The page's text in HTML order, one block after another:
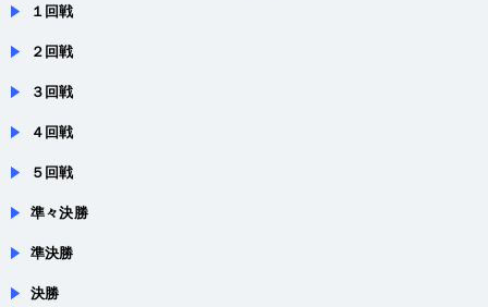
男子ダブルス
１回戦
２回戦
３回戦
４回戦
５回戦
準々決勝
準決勝